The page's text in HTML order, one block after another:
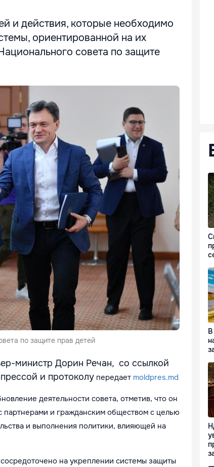
и действия, которые необходимо
ориентированной на их
совета по защите
по защите прав детей
министр Дорин Речан, со ссылкой
и протоколу передает moldpres.md
деятельности совета, отметив, что он
партнерами и гражданским обществом с целью
и выполнения политики, влияющей на
на укреплении системы защиты